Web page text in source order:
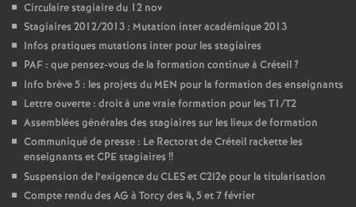
Circulaire stagiaire du 12 nov
Stagiaires 2012/2013 : Mutation inter académique 2013
Infos pratiques mutations inter pour les stagiaires
PAF : que pensez-vous de la formation continue à Créteil?
Info brève 5 : les projets du MEN pour la formation des enseignants
Lettre ouverte : droit à une vraie formation pour les T1/T2
Assemblées générales des stagiaires sur les lieux de formation
Communiqué de presse : Le Rectorat de Créteil rackette les
enseignants etCPE stagiaires !!
Suspension de l’exigence duCLESet C2I2e pour la titularisation
Compte rendu des AG à Torcy des 4, 5 et 7 février